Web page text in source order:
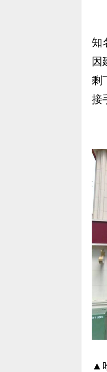
知
因
剩
接
▲